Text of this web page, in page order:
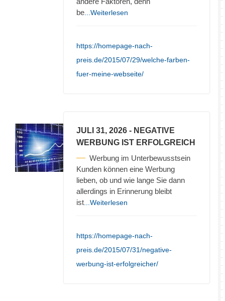
be ...Weiterlesen
https://homepage-nach-
preis.de/2015/07/29/welche-farben-
fuer-meine-webseite/
JULI 31, 2026 - NEGATIVE
WERBUNG IST ERFOLGREICH
Werbung im Unterbewusstsein
Kunden können eine Werbung
lieben, ob und wie lange Sie dann
allerdings in Erinnerung bleibt
ist ...Weiterlesen
https://homepage-nach-
preis.de/2015/07/31/negative-
werbung-ist-erfolgreicher/